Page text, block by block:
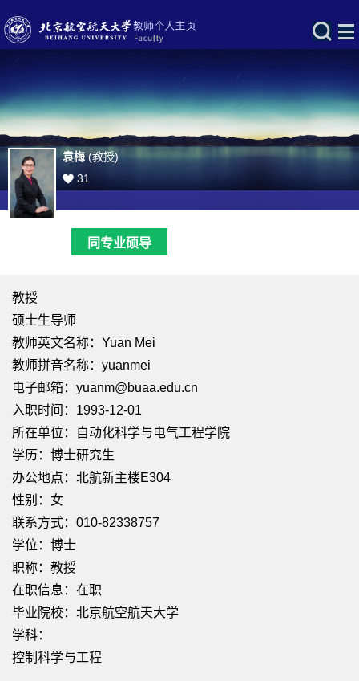
袁梅(教授)
31
同专业硕导
教授
硕士生导师
教师英文名称：Yuan Mei
教师拼音名称：yuanmei
电子邮箱： yuanm@buaa.edu.cn
入职时间：1993-12-01
所在单位：自动化科学与电气工程学院
学历：博士研究生
办公地点：北航新主楼E304
性别：女
联系方式：010-82338757
学位：博士
职称：教授
在职信息：在职
毕业院校：北京航空航天大学
学科：
控制科学与工程